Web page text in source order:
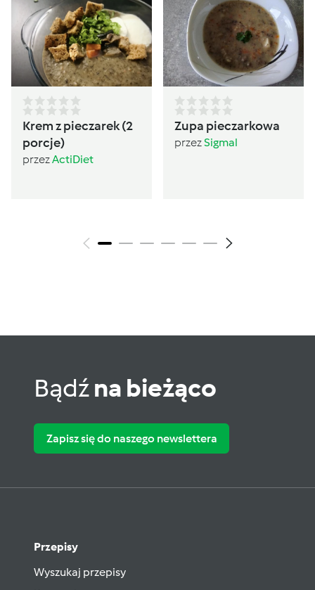
Krem z pieczarek (2
porcje)
przezActiDiet
Zupa pieczarkowa
przezSigmal
Bądźna bieżąco
Zapisz się do naszego newslettera
Przepisy
Wyszukaj przepisy